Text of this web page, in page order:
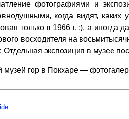
фотографиями и
когда видят,
только в 1966 г. ;), а иногда
восходителя на
экспозиция в музее
гор в Покхаре —